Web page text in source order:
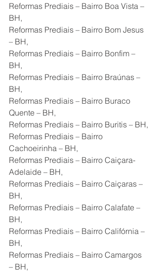
Reformas Prediais – Bairro Boa Vista –
BH,
Reformas Prediais – Bairro Bom Jesus
– BH,
Reformas Prediais – Bairro Bonfim –
BH,
Reformas Prediais – Bairro Braúnas –
BH,
Reformas Prediais – Bairro Buraco
Quente – BH,
Reformas Prediais – Bairro Buritis – BH,
Reformas Prediais – Bairro
Cachoeirinha – BH,
Reformas Prediais – Bairro Caiçara-
Adelaide – BH,
Reformas Prediais – Bairro Caiçaras –
BH,
Reformas Prediais – Bairro Calafate –
BH,
Reformas Prediais – Bairro Califórnia –
BH,
Reformas Prediais – Bairro Camargos
– BH,